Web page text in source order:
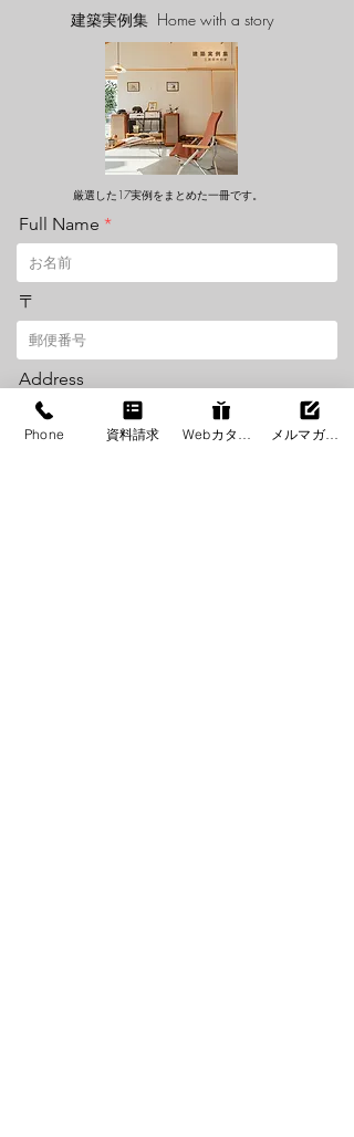
建築実例集 Home with a story
厳選した17実例をまとめた一冊です。
Full Name
〒
Address
Phone 資料請求 メルマガ登録